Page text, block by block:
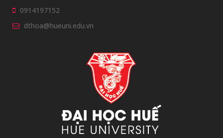
0914197152
dthoa@hueuni.edu.vn